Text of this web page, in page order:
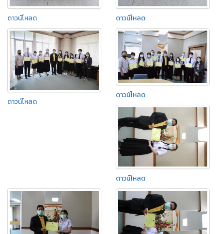
ดาวน์โหลด ดาวน์โหลด
ดาวน์โหลด
ดาวน์โหลด
ดาวน์โหลด